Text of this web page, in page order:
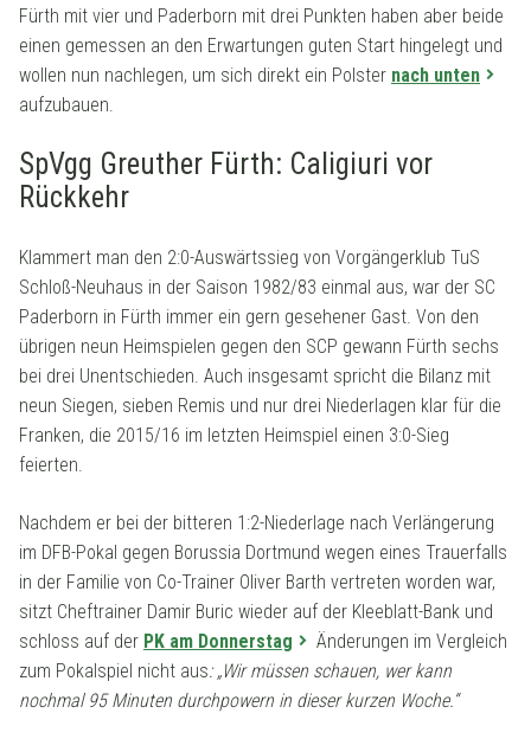
Fürth mit vier und Paderborn mit drei Punkten haben aber beide
einen gemessen an den Erwartungen guten Start hingelegt und
wollen nun nachlegen, um sich direkt ein Polster nach unten
aufzubauen.
SpVgg Greuther Fürth: Caligiuri vor
Rückkehr
Klammert man den 2:0-Auswärtssieg von Vorgängerklub TuS
Schloß-Neuhaus in der Saison 1982/83 einmal aus, war der SC
Paderborn in Fürth immer ein gern gesehener Gast. Von den
übrigen neun Heimspielen gegen den SCP gewann Fürth sechs
bei drei Unentschieden. Auch insgesamt spricht die Bilanz mit
neun Siegen, sieben Remis und nur drei Niederlagen klar für die
Franken, die 2015/16 im letzten Heimspiel einen 3:0-Sieg
feierten.
Nachdem er bei der bitteren 1:2-Niederlage nach Verlängerung
im DFB-Pokal gegen Borussia Dortmund wegen eines Trauerfalls
in der Familie von Co-Trainer Oliver Barth vertreten worden war,
sitzt Cheftrainer Damir Buric wieder auf der Kleeblatt-Bank und
schloss auf der PK am Donnerstag
Änderungen im Vergleich
zum Pokalspiel nicht aus: „Wir müssen schauen, wer kann
nochmal 95 Minuten durchpowern in dieser kurzen Woche.“